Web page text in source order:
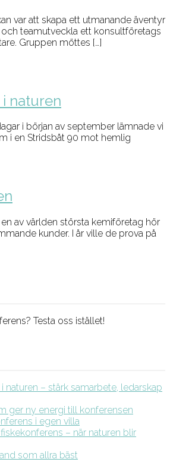
var att skapa ett utmanande äventyr
teamutveckla ett konsultföretags
Gruppen möttes […]
naturen
i början av september lämnade vi
i en Stridsbåt 90 mot hemlig
av världen största kemiföretag hör
kunder. I år ville de prova på
Testa oss istället!
naturen – stärk samarbete, ledarskap
ger ny energi till konferensen
i egen villa
– när naturen blir
som allra bäst